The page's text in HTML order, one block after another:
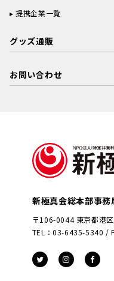
提携企業一覧
グッズ通販
お問い合わせ
新極真会総本部事務
〒106-0044 東京都港
TEL：03-6435-5340 /